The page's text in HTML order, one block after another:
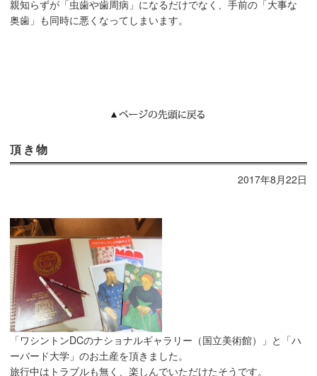
親知らずが「虫歯や歯周病」になるだけでなく、手前の「大事な
奥歯」も同時に悪くなってしまいます。
頂き物
2017年8月22日
「ワシントンDCのナショナルギャラリー（国立美術館）」と「ハ
ーバード大学」のお土産を頂きました。
旅行中はトラブルも無く、楽しんでいただけたそうです。